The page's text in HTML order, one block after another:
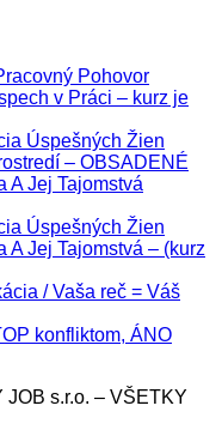
Pohovor
v Práci – kurz je
Úspešných Žien
– OBSADENÉ
A Jej Tajomstvá
Úspešných Žien
A Jej Tajomstvá – (kurz
/ Vaša reč = Váš
konfliktom, ÁNO
s.r.o. – VŠETKY